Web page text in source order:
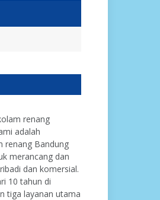
renang
adalah
renang Bandung
merancang dan
dan komersial.
10 tahun di
tiga layanan utama